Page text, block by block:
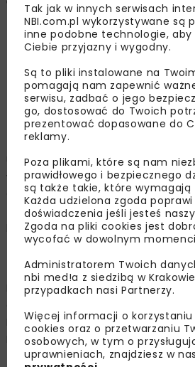
Grafika: GDDKiA O/Katowice,
katowice/
Umowę o wartości ponad 212 mln
wybudowanie tego odcinka drogi S1
GDDKiA podpisał ze spółką
Zakończenie tej inwestycji
kwartale 2026 r.
S1 węzeł Bieruń –
Inwestycja obejmuje w
Bieruniem a węzłem Oświęcim o
Powstanie również odcinek drogi
(główna ruchu przyspieszonego)
Tak jak w innych serwisach
NBI.com.pl wykorzystywane są
inne podobne technologie, aby
Ciebie przyjazny i wygodny.
Są to pliki instalowane na
pomagają nam zapewnić
serwisu, zadbać o jego
go, dostosować do Twoich
prezentować dopasowane do
reklamy.
Poza plikami, które są nam
prawidłowego i bezpiecznego
są także takie, które wymagają
Każda udzielona zgoda poprawi
doświadczenia jeśli jesteś
Zgoda na pliki cookies jest
wycofać w dowolnym
Administratorem Twoich
nbi med!a z siedzibą w
przypadkach nasi Partnerzy.
Więcej informacji o korzystaniu
cookies oraz o przetwarzaniu
osobowych, w tym o
uprawnieniach, znajdziesz w